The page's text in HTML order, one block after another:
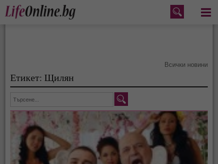
Меню
Всички новини
Етикет: Щилян